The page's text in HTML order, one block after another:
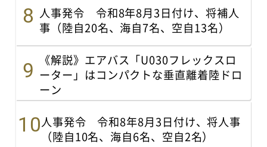
人事発令 令和8年8月3日付け、将補人
事（陸自20名、海自7名、空自13名）
《解説》エアバス「U030フレックスロ
ーター」はコンパクトな垂直離着陸ドロ
ーン
人事発令 令和8年8月3日付け、将人事
（陸自10名、海自6名、空自2名）